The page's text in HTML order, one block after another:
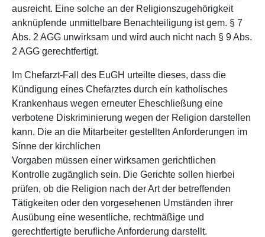
ausreicht. Eine solche an der Religionszugehörigkeit
anknüpfende unmittelbare Benachteiligung ist gem. § 7
Abs. 2 AGG unwirksam und wird auch nicht nach § 9 Abs.
2 AGG gerechtfertigt.
Im Chefarzt-Fall des EuGH urteilte dieses, dass die
Kündigung eines Chefarztes durch ein katholisches
Krankenhaus wegen erneuter Eheschließung eine
verbotene Diskriminierung wegen der Religion darstellen
kann. Die an die Mitarbeiter gestellten Anforderungen im
Sinne der kirchlichen
Vorgaben müssen einer wirksamen gerichtlichen
Kontrolle zugänglich sein. Die Gerichte sollen hierbei
prüfen, ob die Religion nach der Art der betreffenden
Tätigkeiten oder den vorgesehenen Umständen ihrer
Ausübung eine wesentliche, rechtmäßige und
gerechtfertigte berufliche Anforderung darstellt.